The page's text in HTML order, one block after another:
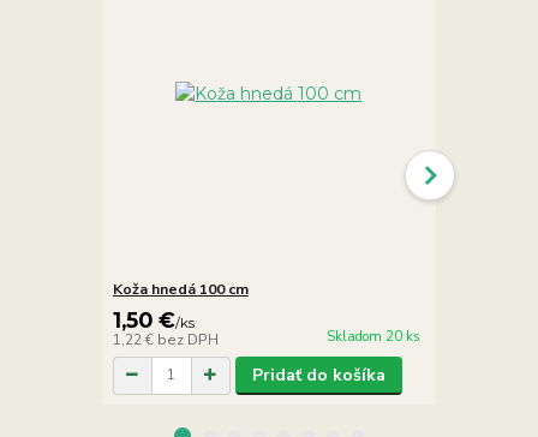
Koža hnedá 100 cm
1,50 €/ks
1,22 € bez DPH Skladom 20 ks
Pridať do košíka